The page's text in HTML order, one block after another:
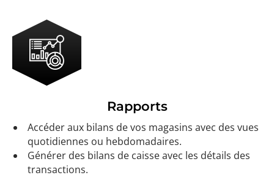
Rapports
Accéder aux bilans de vos magasins avec des vues
quotidiennes ou hebdomadaires.
Générer des bilans de caisse avec les détails des
transactions.